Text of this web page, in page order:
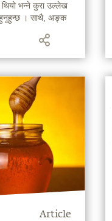
थियो भन्ने कुरा उल्लेख
हुनुहुन्छ । साथै, अङ्क
र सौर्य
Article